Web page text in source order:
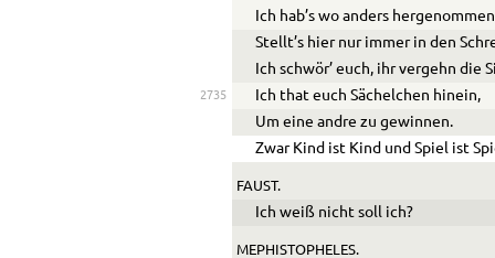
Ich hab’s wo anders
Stellt’s hier nur immer in den
Ich schwör’ euch, ihr vergehn die
2735
Ich that euch Sächelchen hinein,
Um eine andre zu gewinnen.
Zwar Kind ist Kind und Spiel ist
FAUST.
Ich weiß nicht soll ich?
MEPHISTOPHELES.